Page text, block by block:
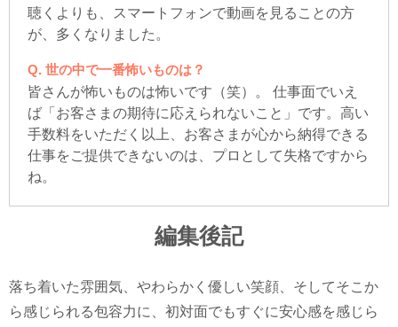
聴くよりも、スマートフォンで動画を見ることの方
が、多くなりました。
世の中で一番怖いものは？
皆さんが怖いものは怖いです（笑）。 仕事面でいえ
ば「お客さまの期待に応えられないこと」です。高い
手数料をいただく以上、お客さまが心から納得できる
仕事をご提供できないのは、プロとして失格ですから
ね。
編集後記
落ち着いた雰囲気、やわらかく優しい笑顔、そしてそこか
ら感じられる包容力に、初対面でもすぐに安心感を感じら